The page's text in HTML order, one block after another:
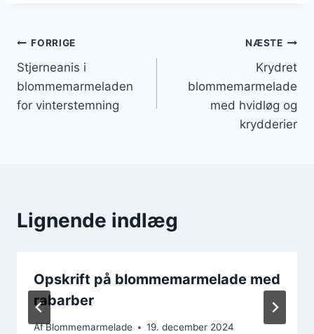
Indlægsnavigation
FORRIGE
Stjerneanis i
blommemarmeladen
for vinterstemning
NÆSTE
Krydret
blommemarmelade
med hvidløg og
krydderier
Lignende indlæg
Opskrift på blommemarmelade med
rabarber
AfBlommemarmelade 19. december 2024